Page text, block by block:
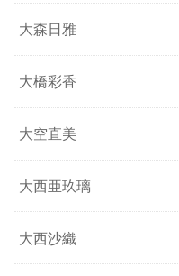
大森日雅
大橋彩香
大空直美
大西亜玖璃
大西沙織